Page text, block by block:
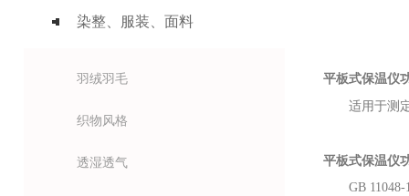
染整、服装、面料
羽绒羽毛
织物风格
透湿透气
平板式保温仪
适用于测
平板式保温仪
GB